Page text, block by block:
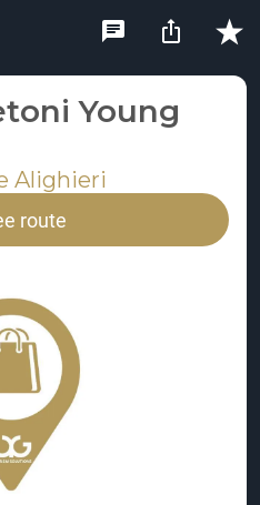
Young
Alighieri
route